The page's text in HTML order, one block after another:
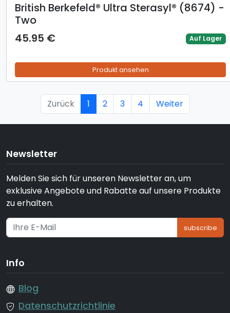
British Berkefeld® Ultra Sterasyl® (8674) -
Two
45.95 €
Auf Lager
Produkt ansehen
Zurück 1 2 3 4 Weiter
Newsletter
Melden Sie sich für unseren Newsletter an, um
exklusive Angebote und Rabatte auf unsere Produkte
zu erhalten.
subscribe
Info
Blog
Datenschutzrichtlinie